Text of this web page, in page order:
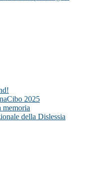
2025
memoria
della Dislessia